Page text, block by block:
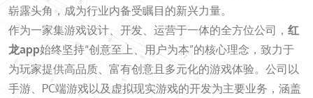
崭露头角，成为行业内备受瞩目的新兴力量。
作为一家集游戏设计、开发、运营于一体的全方位公司， 红
龙app始终坚持“创意至上、用户为本”的核心理念，致力于
为玩家提供高品质、富有创意且多元化的游戏体验。公司以
手游、PC端游戏以及虚拟现实游戏的开发为主要业务，涵盖